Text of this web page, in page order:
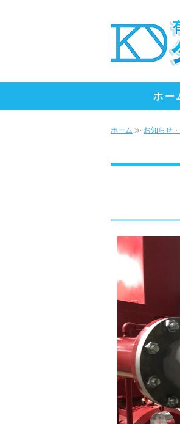
ホー
ホーム ≫ お知らせ